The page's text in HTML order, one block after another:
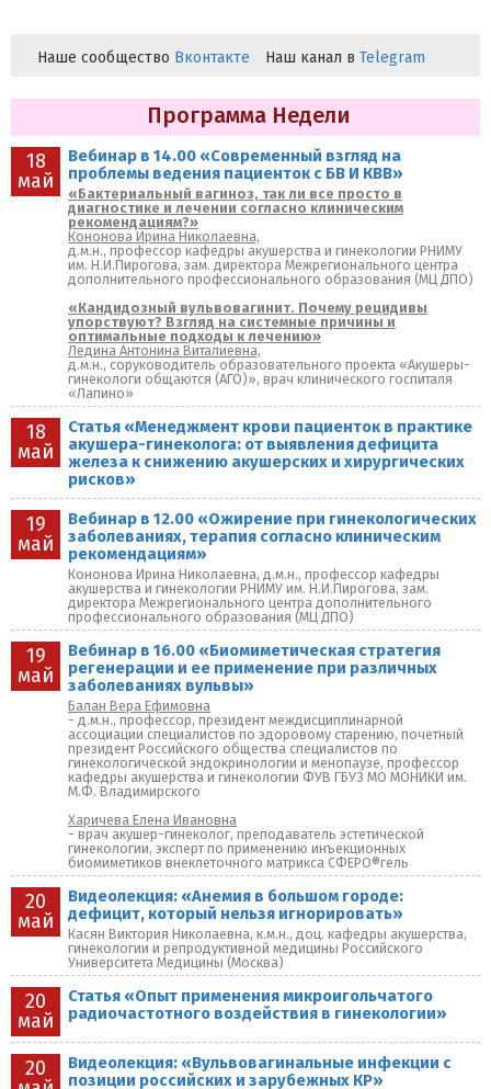
Наше сообщество Вконтакте Наш канал в Telegram
Программа Недели
18
май
Вебинар в 14.00 «Современный взгляд на
проблемы ведения пациенток с БВ И КВВ»
«Бактериальный вагиноз, так ли все просто в
диагностике и лечении согласно клиническим
рекомендациям?»
Кононова Ирина Николаевна,
д.м.н., профессор кафедры акушерства и гинекологии РНИМУ
им. Н.И.Пирогова, зам. директора Межрегионального центра
дополнительного профессионального образования (МЦ ДПО)
«Кандидозный вульвовагинит. Почему рецидивы
упорствуют? Взгляд на системные причины и
оптимальные подходы к лечению»
Ледина Антонина Виталиевна,
д.м.н., соруководитель образовательного проекта «Акушеры-
гинекологи общаются (АГО)», врач клинического госпиталя
«Лапино»
18
май
Статья «Менеджмент крови пациенток в практике
акушера-гинеколога: от выявления дефицита
железа к снижению акушерских и хирургических
рисков»
19
май
Вебинар в 12.00 «Ожирение при гинекологических
заболеваниях, терапия согласно клиническим
рекомендациям»
Кононова Ирина Николаевна, д.м.н., профессор кафедры
акушерства и гинекологии РНИМУ им. Н.И.Пирогова, зам.
директора Межрегионального центра дополнительного
профессионального образования (МЦ ДПО)
19
май
Вебинар в 16.00 «Биомиметическая стратегия
регенерации и ее применение при различных
заболеваниях вульвы»
Балан Вера Ефимовна
- д.м.н., профессор, президент междисциплинарной
ассоциации специалистов по здоровому старению, почетный
президент Российского общества специалистов по
гинекологической эндокринологии и менопаузе, профессор
кафедры акушерства и гинекологии ФУВ ГБУЗ МО МОНИКИ им.
М.Ф. Владимирского
Харичева Елена Ивановна
- врач акушер-гинеколог, преподаватель эстетической
гинекологии, эксперт по применению инъекционных
биомиметиков внеклеточного матрикса СФЕРО®гель
20
май
Видеолекция: «Анемия в большом городе:
дефицит, который нельзя игнорировать»
Касян Виктория Николаевна, к.м.н., доц. кафедры акушерства,
гинекологии и репродуктивной медицины Российского
Университета Медицины (Москва)
20
май
Статья «Опыт применения микроигольчатого
радиочастотного воздействия в гинекологии»
20
Видеолекция: «Вульвовагинальные инфекции с
позиции российских и зарубежных КР»